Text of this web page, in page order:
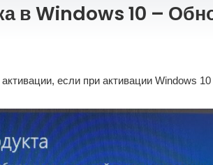
в Windows 10 –
если при активации Windows